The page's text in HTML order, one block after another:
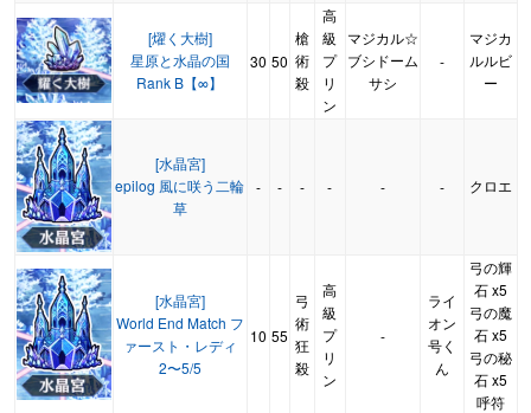
[燿く大樹]
星原と水晶の国
Rank B【∞】
30 50
槍
術
殺
高
級
プ
リ
ン
マジカル☆
ブシドーム
サシ
-
マジカ
ルルビ
ー
[水晶宮]
epilog 風に咲う二輪
草
- - - - - - クロエ
[水晶宮]
World End Match フ
ァースト・レディ
2〜5/5
10 55
弓
術
狂
殺
高
級
プ
リ
ン
-
ライ
オン
号く
ん
弓の輝
石 x5
弓の魔
石 x5
弓の秘
石 x5
呼符